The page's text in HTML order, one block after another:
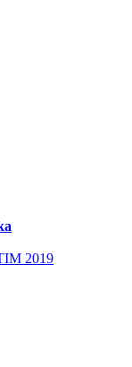
2019